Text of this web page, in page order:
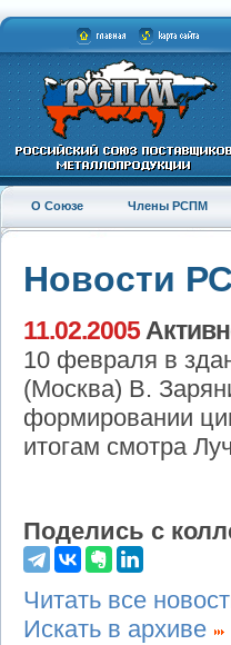
О Союзе Члены РСПМ
Новости
11.02.2005
10 февраля в
(Москва) В.
формировании
итогам смотра
Поделись с
Читать все
Искать в архиве